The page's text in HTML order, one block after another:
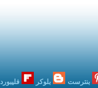
بنترست بلوكر فليبورد